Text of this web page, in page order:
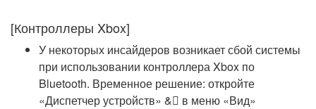
[Контроллеры Xbox]
У некоторых инсайдеров возникает сбой системы
при использовании контроллера Xbox по
Bluetooth. Временное решение: откройте
«Диспетчер устройств» &񗣂 в меню «Вид»